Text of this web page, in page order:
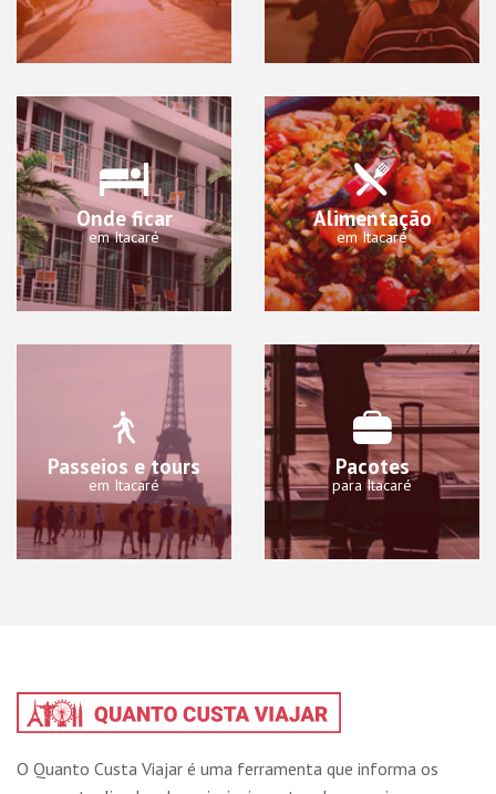
Onde ficar
em Itacaré
Alimentação
em Itacaré
Passeios e tours
em Itacaré
Pacotes
para Itacaré
O Quanto Custa Viajar é uma ferramenta que informa os